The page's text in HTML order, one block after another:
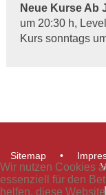
Neue Kurse Ab
um 20:30 h,
Kurs sonntags
Sitemap
Wir nutzen Cookies
essenziell für den
helfen, diese